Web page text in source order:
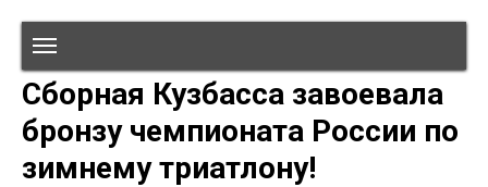
Сборная Кузбасса завоевала
бронзу чемпионата России по
зимнему триатлону!